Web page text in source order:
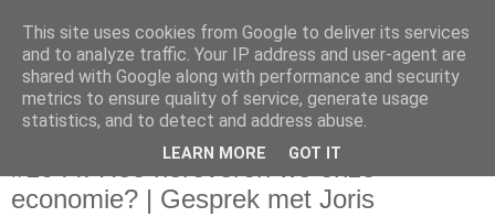
vrijdag 28 oktober 2022
#1044: Hoe heroveren we onze
economie? | Gesprek met Joris
This site uses cookies from Google to deliver its services
and to analyze traffic. Your IP address and user-agent are
shared with Google along with performance and security
metrics to ensure quality of service, generate usage
statistics, and to detect and address abuse.
LEARN MORE GOT IT